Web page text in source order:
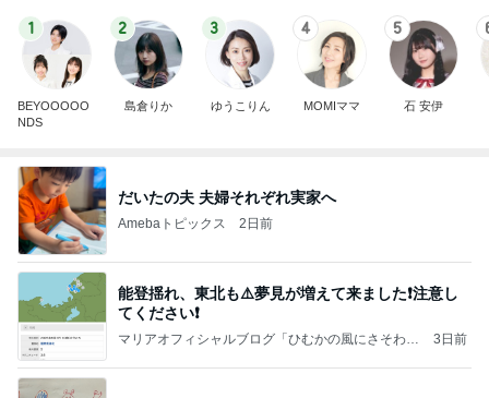
1
BEYOOOOO
NDS
2
島倉りか
3
ゆうこりん
4
MOMIママ
5
石 安伊
だいたの夫 夫婦それぞれ実家へ
Amebaトピックス 2日前
能登揺れ、東北も⚠️夢見が増えて来ました❗️注意し
てください❗️
マリアオフィシャルブログ「ひむかの風にさそわれ
3日前